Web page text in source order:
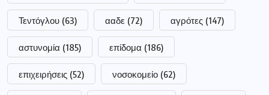
Τεντόγλου (63) ααδε (72) αγρότες (147)
αστυνομία (185) επίδομα (186)
επιχειρήσεις (52) νοσοκομείο (62)